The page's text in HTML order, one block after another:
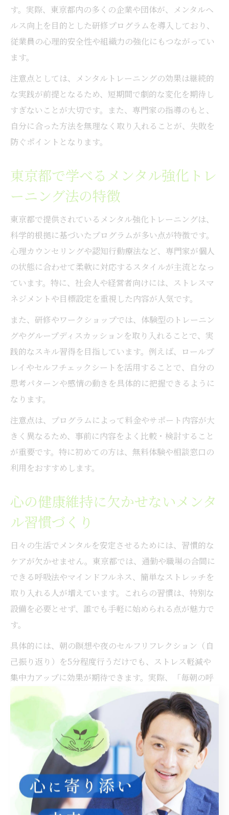
す。実際、東京都内の多くの企業や団体が、メンタルヘ
ルス向上を目的とした研修プログラムを導入しており、
従業員の心理的安全性や組織力の強化にもつながってい
ます。
注意点としては、メンタルトレーニングの効果は継続的
な実践が前提となるため、短期間で劇的な変化を期待し
すぎないことが大切です。また、専門家の指導のもと、
自分に合った方法を無理なく取り入れることが、失敗を
防ぐポイントとなります。
東京都で学べるメンタル強化トレ
ーニング法の特徴
東京都で提供されているメンタル強化トレーニングは、
科学的根拠に基づいたプログラムが多い点が特徴です。
心理カウンセリングや認知行動療法など、専門家が個人
の状態に合わせて柔軟に対応するスタイルが主流となっ
ています。特に、社会人や経営者向けには、ストレスマ
ネジメントや目標設定を重視した内容が人気です。
また、研修やワークショップでは、体験型のトレーニン
グやグループディスカッションを取り入れることで、実
践的なスキル習得を目指しています。例えば、ロールプ
レイやセルフチェックシートを活用することで、自分の
思考パターンや感情の動きを具体的に把握できるように
なります。
注意点は、プログラムによって料金やサポート内容が大
きく異なるため、事前に内容をよく比較・検討すること
が重要です。特に初めての方は、無料体験や相談窓口の
利用をおすすめします。
心の健康維持に欠かせないメンタ
ル習慣づくり
日々の生活でメンタルを安定させるためには、習慣的な
ケアが欠かせません。東京都では、通勤や職場の合間に
できる呼吸法やマインドフルネス、簡単なストレッチを
取り入れる人が増えています。これらの習慣は、特別な
設備を必要とせず、誰でも手軽に始められる点が魅力で
す。
具体的には、朝の瞑想や夜のセルフリフレクション（自
己振り返り）を5分程度行うだけでも、ストレス軽減や
集中力アップに効果が期待できます。実際、「毎朝の呼
吸法で気持ちが安定した」「小さな習慣の積み重ねが自
信につながった」という利用者の声も多く寄せられてい
ます。
ただし、無理に新しい習慣を増やしすぎると継続が難し
くなるため、まずは一つの行動から始めてみることがポ
イントです。自分に合ったペースで、日常生活に無理な
く取り入れることが成功の秘訣です。